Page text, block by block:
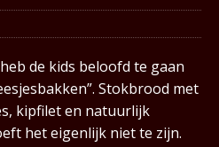
de kids beloofd te gaan
Stokbrood met
kipfilet en natuurlijk
het eigenlijk niet te zijn.